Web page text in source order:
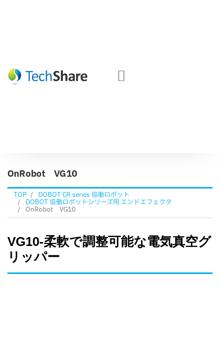
OnRobot VG10
TOP DOBOT CR series 協働ロボット
DOBOT 協働ロボットシリーズ用 エンドエフェクタ
OnRobot VG10
VG10-柔軟で調整可能な電気真空グ
リッパー